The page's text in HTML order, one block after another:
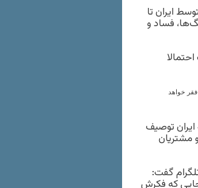
ایران تا
جنگ‌ها، فساد و
خواهد
توصیف
مشتریان
گفت:
که فکرش